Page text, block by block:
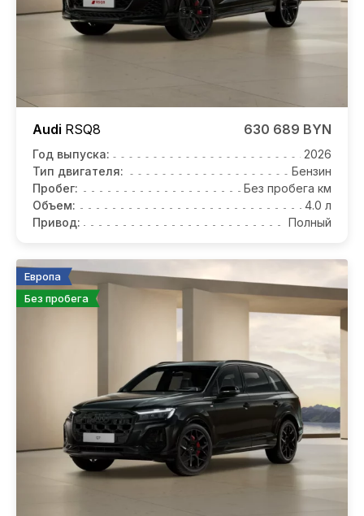
Audi RSQ8 630 689 BYN
Год выпуска:
2026
Тип двигателя:
Бензин
Пробег:
Без пробега км
Объем:
4.0 л
Привод:
Полный
Европа
Без пробега